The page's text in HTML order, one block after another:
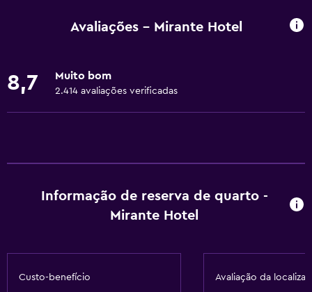
Roupa de cama
Cesto de lixo
Sauna
Hidromassagem
Avaliações - Mirante Hotel
8,7 Muito bom
2.414 avaliações verificadas
Informação de reserva de quarto -
Mirante Hotel
Custo-benefício Avaliação da